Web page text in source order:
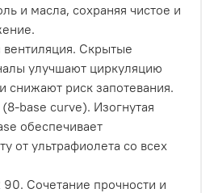
и масла, сохраняя чистое и
Скрытые
улучшают циркуляцию
снижают риск запотевания.
base curve). Изогнутая
обеспечивает
от ультрафиолета со всех
Сочетание прочности и